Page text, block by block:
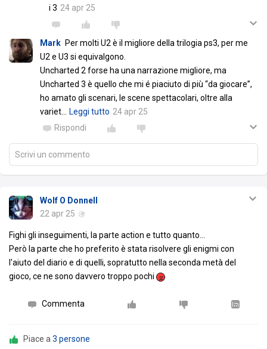
i 3 24 apr 25
Mark Per molti U2 è il migliore della trilogia ps3, per me
U2 e U3 si equivalgono.
Uncharted 2 forse ha una narrazione migliore, ma
Uncharted 3 è quello che mi é piaciuto di più “da giocare”,
ho amato gli scenari, le scene spettacolari, oltre alla
variet… Leggi tutto 24 apr 25
Rispondi
Scrivi un commento
Wolf O Donnell
22 apr 25
Fighi gli inseguimenti, la parte action e tutto quanto...
Però la parte che ho preferito è stata risolvere gli enigmi con
l'aiuto del diario e di quelli, sopratutto nella seconda metà del
gioco, ce ne sono davvero troppo pochi
Commenta
Piace a3 persone